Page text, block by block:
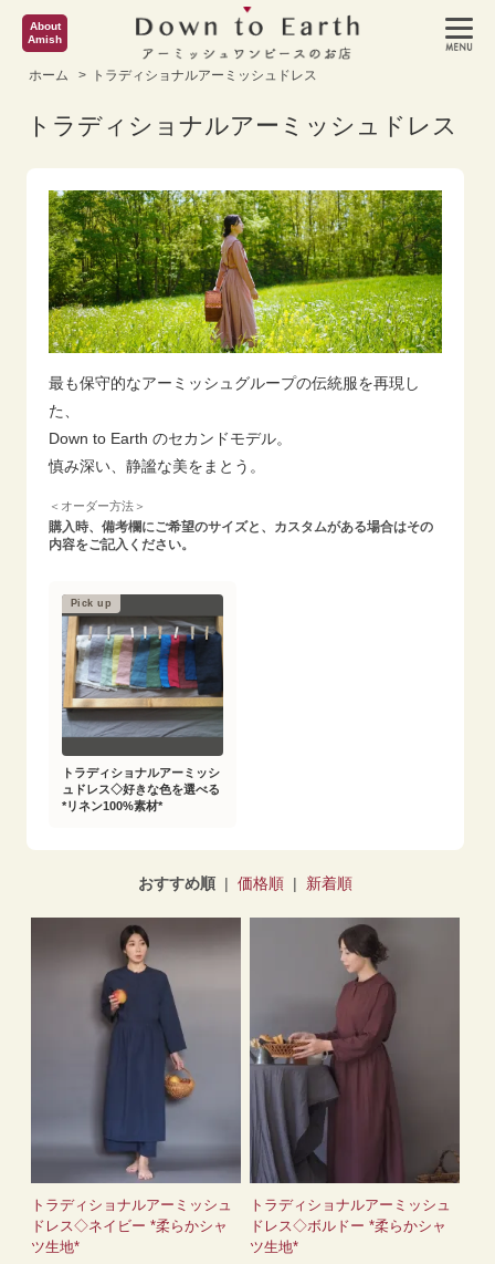
About
Amish
ホーム > トラディショナルアーミッシュドレス
トラディショナルアーミッシュドレス
最も保守的なアーミッシュグループの伝統服を再現し
た、
Down to Earth のセカンドモデル。
慎み深い、静謐な美をまとう。
＜オーダー方法＞
購入時、備考欄にご希望のサイズと、カスタムがある場合はその
内容をご記入ください。
Pick up
トラディショナルアーミッシ
ュドレス◇好きな色を選べる
*リネン100%素材*
おすすめ順| 価格順| 新着順
トラディショナルアーミッシュ
ドレス◇ネイビー *柔らかシャ
ツ生地*
トラディショナルアーミッシュ
ドレス◇ボルドー *柔らかシャ
ツ生地*